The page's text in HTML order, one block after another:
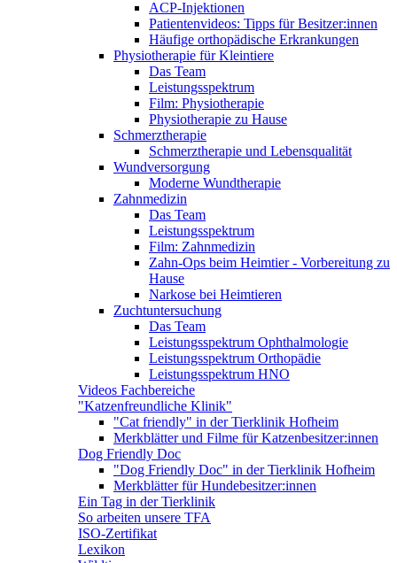
ACP-Injektionen
Patientenvideos: Tipps für Besitzer:innen
Häufige orthopädische Erkrankungen
Physiotherapie für Kleintiere
Das Team
Leistungsspektrum
Film: Physiotherapie
Physiotherapie zu Hause
Schmerztherapie
Schmerztherapie und Lebensqualität
Wundversorgung
Moderne Wundtherapie
Zahnmedizin
Das Team
Leistungsspektrum
Film: Zahnmedizin
Zahn-Ops beim Heimtier - Vorbereitung zu
Hause
Narkose bei Heimtieren
Zuchtuntersuchung
Das Team
Leistungsspektrum Ophthalmologie
Leistungsspektrum Orthopädie
Leistungsspektrum HNO
Videos Fachbereiche
"Katzenfreundliche Klinik"
"Cat friendly" in der Tierklinik Hofheim
Merkblätter und Filme für Katzenbesitzer:innen
Dog Friendly Doc
"Dog Friendly Doc" in der Tierklinik Hofheim
Merkblätter für Hundebesitzer:innen
Ein Tag in der Tierklinik
So arbeiten unsere TFA
ISO-Zertifikat
Lexikon